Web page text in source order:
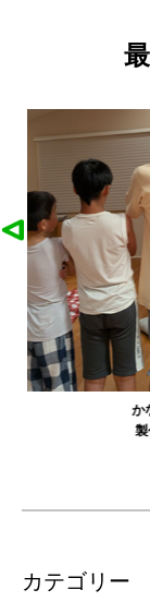
カテゴリー